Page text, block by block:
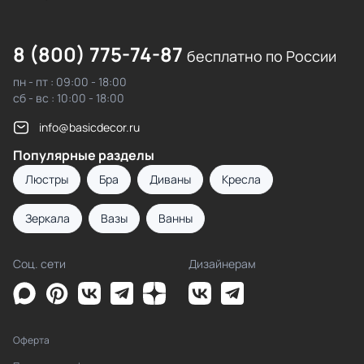
8 (800) 775-74-87 бесплатно по России
пн - пт : 09:00 - 18:00
сб - вс : 10:00 - 18:00
info@basicdecor.ru
Популярные разделы
Люстры Бра Диваны Кресла
Зеркала Вазы Ванны
Соц. сети Дизайнерам
Оферта